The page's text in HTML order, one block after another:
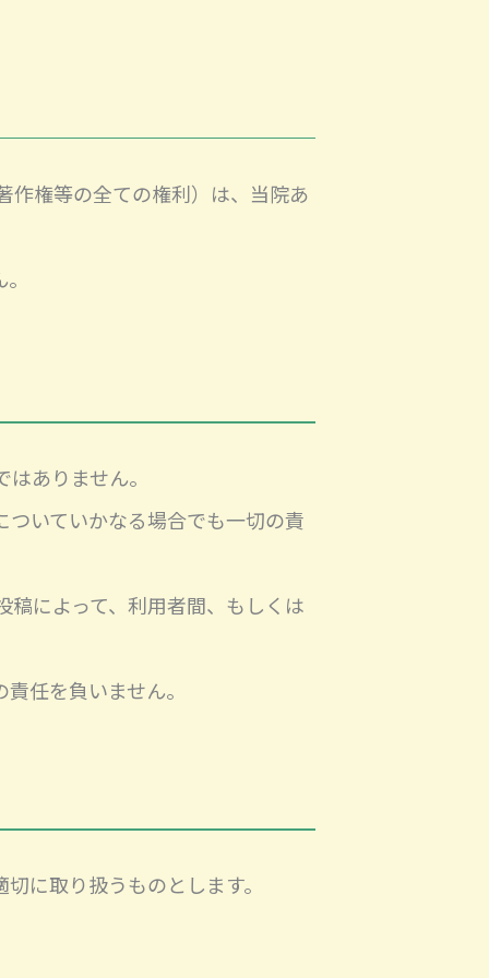
作権等の全ての権利）は、当院あ
ありません。
いていかなる場合でも一切の責
によって、利用者間、もしくは
任を負いません。
に取り扱うものとします。